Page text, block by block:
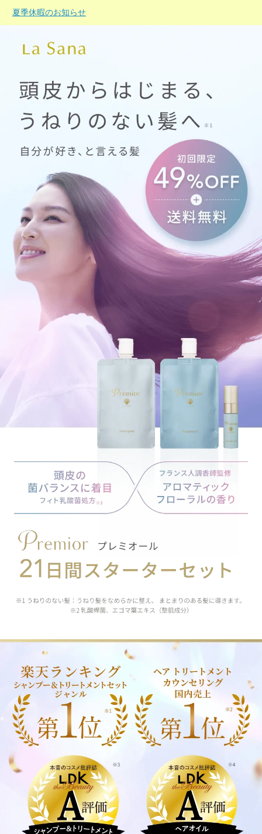
夏季休暇のお知らせ